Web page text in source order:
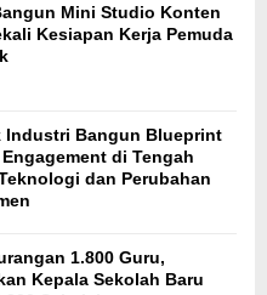
Mini Studio Konten
Kesiapan Kerja Pemuda
Industri Bangun Blueprint
di Tengah
dan Perubahan
1.800 Guru,
Kepala Sekolah Baru